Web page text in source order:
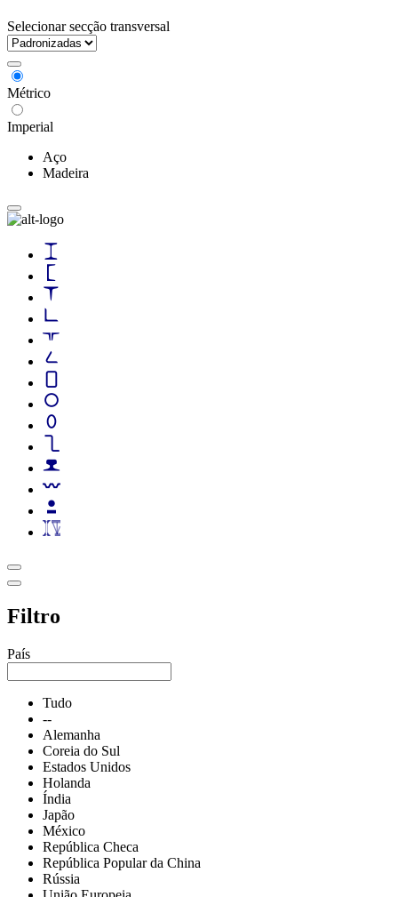
Selecionar secção transversal
Métrico
Imperial
Aço
Madeira
Filtro
País
Tudo
--
Alemanha
Coreia do Sul
Estados Unidos
Holanda
Índia
Japão
México
República Checa
República Popular da China
Rússia